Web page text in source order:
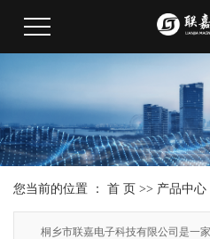
您当前的位置 ： 首 页 >> 产品中心
桐乡市联嘉电子科技有限公司是一